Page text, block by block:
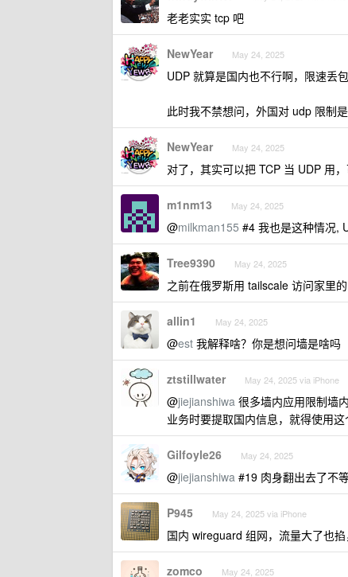
老老实实 tcp 吧
NewYear May 24, 2025
UDP 就算是国内也不行啊，限速丢
此时我不禁想问，外国对 udp 限制
NewYear May 24, 2025
对了，其实可以把 TCP 当 UDP 用，
m1nm13 May 24, 2025
@milkman155 #4 我也是这种情况,
Tree9390 May 24, 2025
之前在俄罗斯用 tailscale 访问家里
allin1 May 24, 2025
@est 我解释啥？你是想问墙是啥吗
ztstillwater May 24, 2025 via iPhone
@jiejianshiwa 很多墙内应用限制墙
业务时要提取国内信息，就得使用
Gilfoyle26 May 24, 2025
@jiejianshiwa #19 肉身翻出去了不
P945 May 24, 2025 via iPhone
国内 wireguard 组网，流量大了也掐
zomco May 24, 2025